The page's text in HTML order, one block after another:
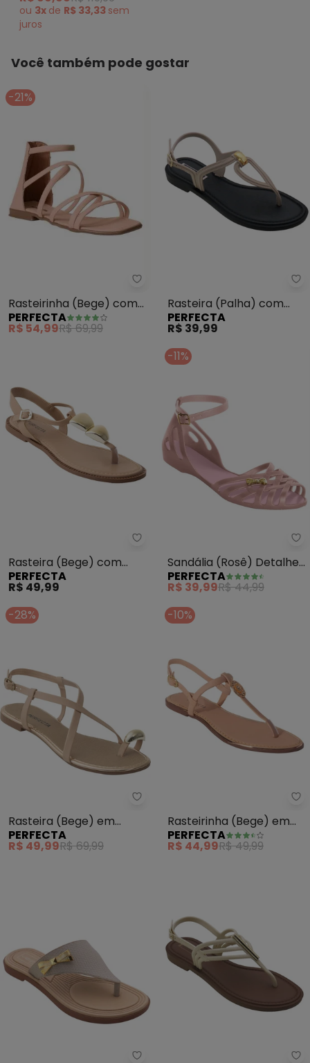
ou 3x de R$ 33,33 sem
juros
Você também pode gostar
-21%
Perfecta - Rasteirinha (Bege)
Rasteirinha (Bege) com
Fechamento em Zíper
PERFECTA
R$ 54,99R$ 69,99
Rasteira (Palha) com
Adereço Dourado
PERFECTA
R$ 39,99
Perfecta - Rasteira (Bege)
Rasteira (Bege) com
Adereço Dourado
PERFECTA
R$ 49,99
-11%
Sandália (Rosê) Detalhe
Laço
PERFECTA
R$ 39,99R$ 44,99
-28%
Perfecta - Rasteira (Bege) em
Rasteira (Bege) em
Sintético
PERFECTA
R$ 49,99R$ 69,99
-10%
Rasteirinha (Bege) em
Sintético
PERFECTA
R$ 44,99R$ 49,99